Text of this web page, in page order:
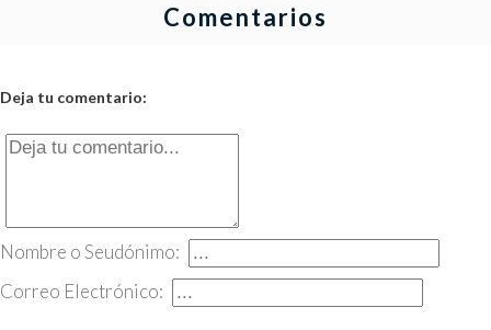
Comentarios
Deja tu comentario:
Nombre o Seudónimo:
Correo Electrónico: